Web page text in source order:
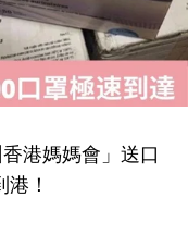
港媽媽會」送口
！